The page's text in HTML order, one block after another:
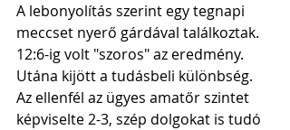
A lebonyolítás szerint egy tegnapi
meccset nyerő gárdával találkoztak.
12:6-ig volt "szoros" az eredmény.
Utána kijött a tudásbeli különbség.
Az ellenfél az ügyes amatőr szintet
képviselte 2-3, szép dolgokat is tudó